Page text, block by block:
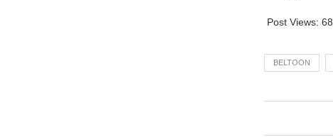
Post Views:
BELTOON